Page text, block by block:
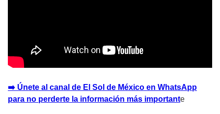
➡️ Únete al canal de El Sol de México en WhatsApp
para no perderte la información más importante